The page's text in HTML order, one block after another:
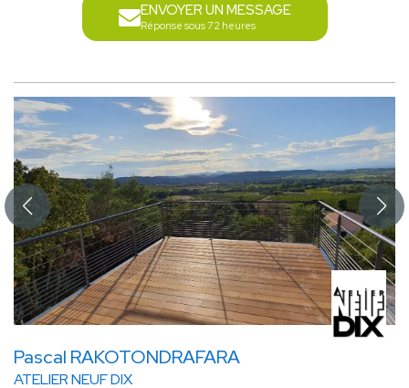
ENVOYER UN MESSAGE
Réponse sous 72 heures
Pascal RAKOTONDRAFARA
ATELIER NEUF DIX